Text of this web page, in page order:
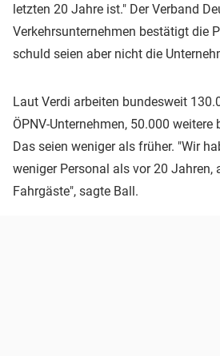
letzten 20 Jahre ist." Der Verband
Verkehrsunternehmen bestätigt die
schuld seien aber nicht die
Laut Verdi arbeiten bundesweit
ÖPNV-Unternehmen, 50.000 weitere
Das seien weniger als früher. "Wir
weniger Personal als vor 20 Jahren,
Fahrgäste", sagte Ball.